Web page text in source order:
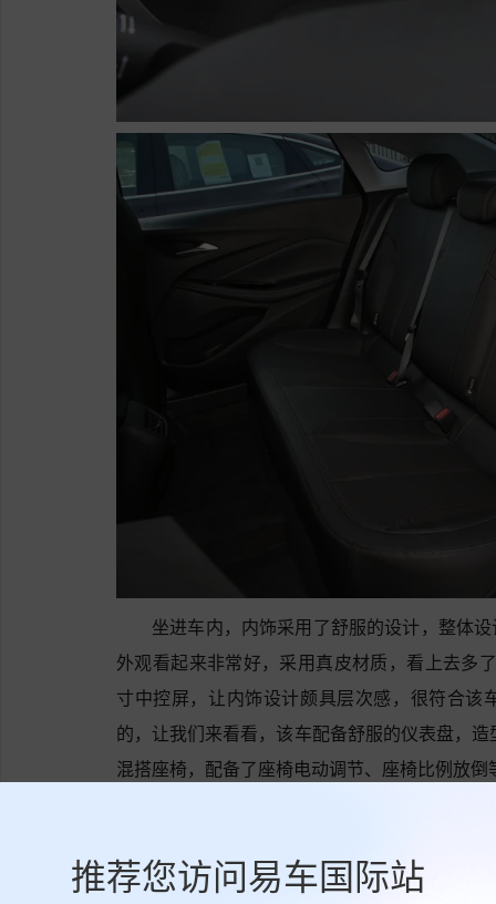
推荐您访问易车国际站
坐进车内，内饰采用了舒服的设计，整体
外观看起来非常好，采用真皮材质，看上去多
寸中控屏，让内饰设计颇具层次感，很符合
的，让我们来看看，该车配备舒服的仪表盘，
混搭座椅，配备了座椅电动调节、座椅比例放